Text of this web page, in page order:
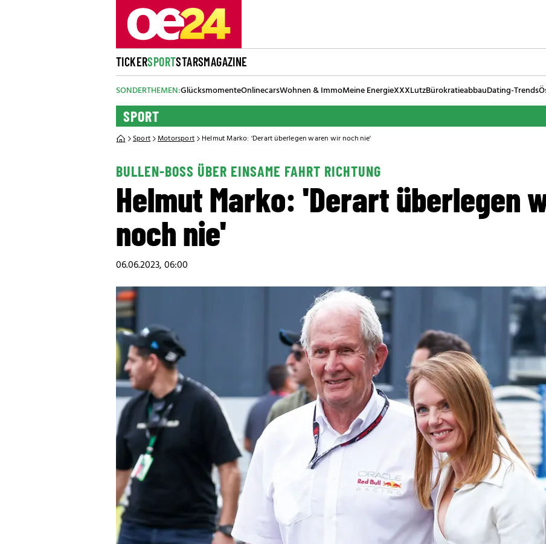
TICKERSPORTSTARSMAGAZINE
SONDERTHEMEN:GlücksmomenteOnlinecarsWohnen & ImmoMeine EnergieXXXLutzBürokratieabbauDating-Trends
SPORT
Sport Motorsport Helmut Marko: 'Derart überlegen waren wir noch nie'
BULLEN-BOSS ÜBER EINSAME FAHRT RICHTUNG
Helmut Marko: 'Derart überlegen
noch nie'
06.06.2023, 06:00